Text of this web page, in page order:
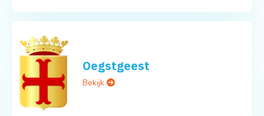
Oegstgeest
Bekijk